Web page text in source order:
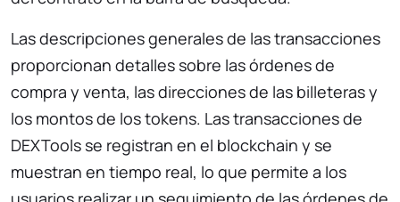
Las descripciones generales de las transacciones
proporcionan detalles sobre las órdenes de
compra y venta, las direcciones de las billeteras y
los montos de los tokens. Las transacciones de
DEXTools se registran en el blockchain y se
muestran en tiempo real, lo que permite a los